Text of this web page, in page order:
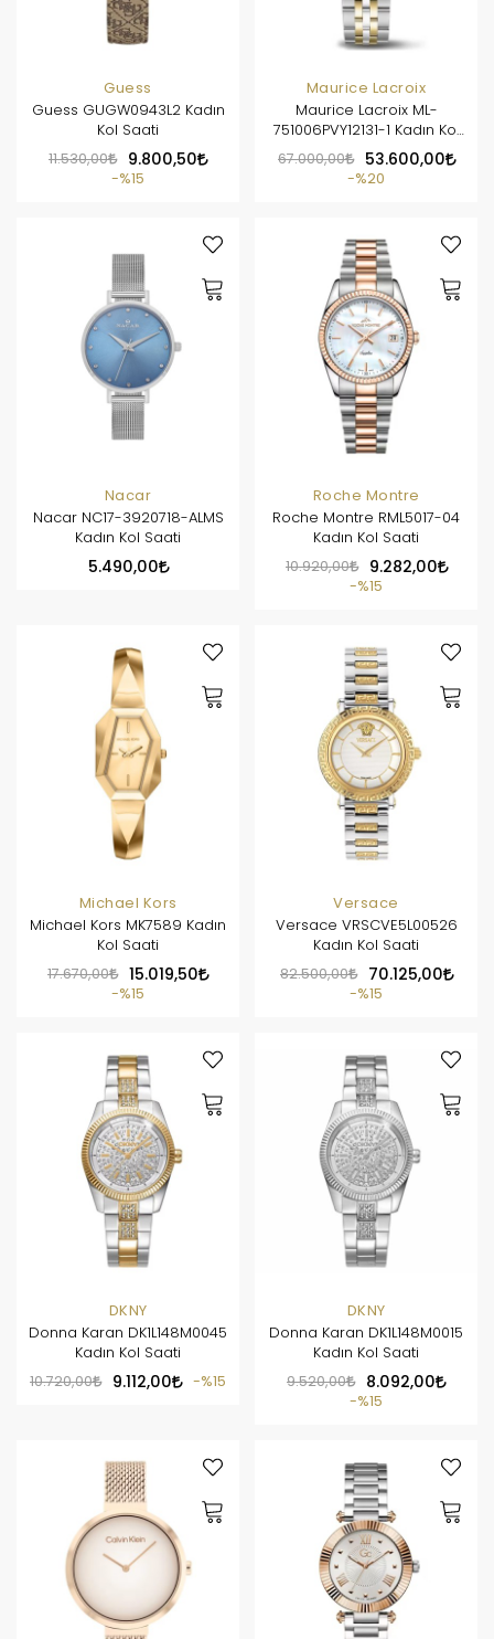
Guess
Guess GUGW0943L2 Kadın
Kol Saati
11.530,00
9.800,50
%15
Maurice Lacroix
Maurice Lacroix ML-
751006PVY12131-1 Kadın Kol
Saati
67.000,00 53.600,00
%20
Nacar
Nacar NC17-3920718-ALMS
Kadın Kol Saati
5.490,00
Roche Montre
Roche Montre RML5017-04
Kadın Kol Saati
10.920,00
9.282,00
%15
Michael Kors
Michael Kors MK7589 Kadın
Kol Saati
17.670,00
15.019,50
%15
Versace
Versace VRSCVE5L00526
Kadın Kol Saati
82.500,00
70.125,00
%15
DKNY
Donna Karan DK1L148M0045
Kadın Kol Saati
10.720,00
9.112,00 %15
DKNY
Donna Karan DK1L148M0015
Kadın Kol Saati
9.520,00
8.092,00
%15